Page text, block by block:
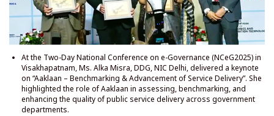
At the Two-Day National Conference on e-Governance (NCeG2025) in
Visakhapatnam, Ms. Alka Misra, DDG, NIC Delhi, delivered a keynote
on “Aaklaan – Benchmarking & Advancement of Service Delivery”. She
highlighted the role of Aaklaan in assessing, benchmarking, and
enhancing the quality of public service delivery across government
departments.